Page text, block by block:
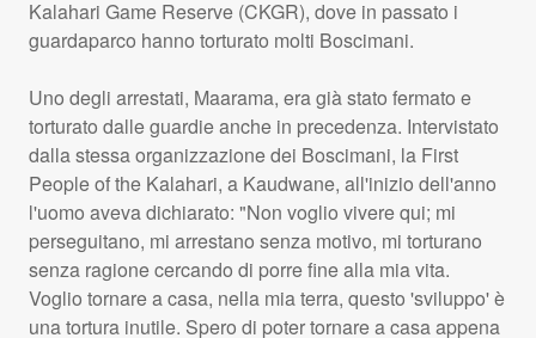
Kalahari Game Reserve (CKGR), dove in passato i
guardaparco hanno torturato molti Boscimani.
Uno degli arrestati, Maarama, era già stato fermato e
torturato dalle guardie anche in precedenza. Intervistato
dalla stessa organizzazione dei Boscimani, la First
People of the Kalahari, a Kaudwane, all'inizio dell'anno
l'uomo aveva dichiarato: "Non voglio vivere qui; mi
perseguitano, mi arrestano senza motivo, mi torturano
senza ragione cercando di porre fine alla mia vita.
Voglio tornare a casa, nella mia terra, questo 'sviluppo' è
una tortura inutile. Spero di poter tornare a casa appena